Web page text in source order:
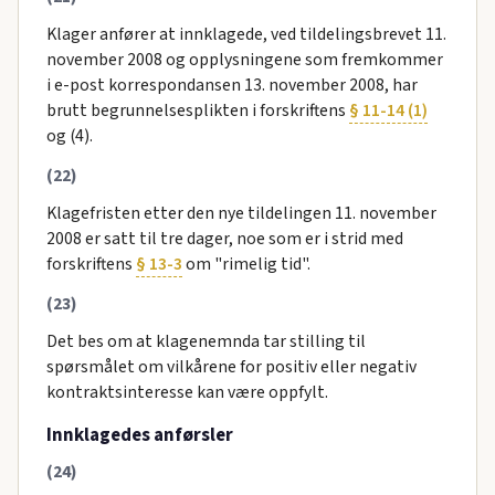
Klager anfører at innklagede, ved tildelingsbrevet 11.
november 2008 og opplysningene som fremkommer
i e-post korrespondansen 13. november 2008, har
brutt begrunnelsesplikten i forskriftens § 11-14 (1)
og (4).
(22)
Klagefristen etter den nye tildelingen 11. november
2008 er satt til tre dager, noe som er i strid med
forskriftens § 13-3om "rimelig tid".
(23)
Det bes om at klagenemnda tar stilling til
spørsmålet om vilkårene for positiv eller negativ
kontraktsinteresse kan være oppfylt.
Innklagedes anførsler
(24)